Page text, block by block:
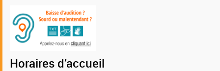
Horaires d’accueil